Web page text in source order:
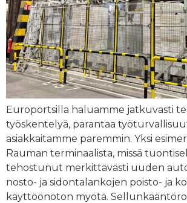
Europortsilla haluamme jatkuvasti
työskentelyä, parantaa
asiakkaitamme paremmin. Yksi
Rauman terminaalista, missä
tehostunut merkittävästi uuden
nosto- ja sidontalankojen poisto- ja
käyttöönoton myötä.